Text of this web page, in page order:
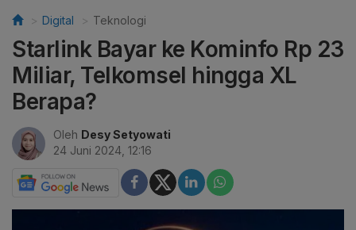
Digital Teknologi
Starlink Bayar ke Kominfo Rp 23
Miliar, Telkomsel hingga XL
Berapa?
Oleh Desy Setyowati
24 Juni 2024, 12:16